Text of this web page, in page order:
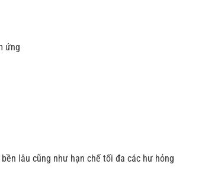
ứng
lâu cũng như hạn chế tối đa các hư hỏng